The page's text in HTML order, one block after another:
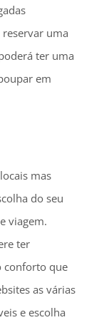
uma
ter uma
em
mas
do seu
viagem.
ter
conforto que
as várias
e escolha